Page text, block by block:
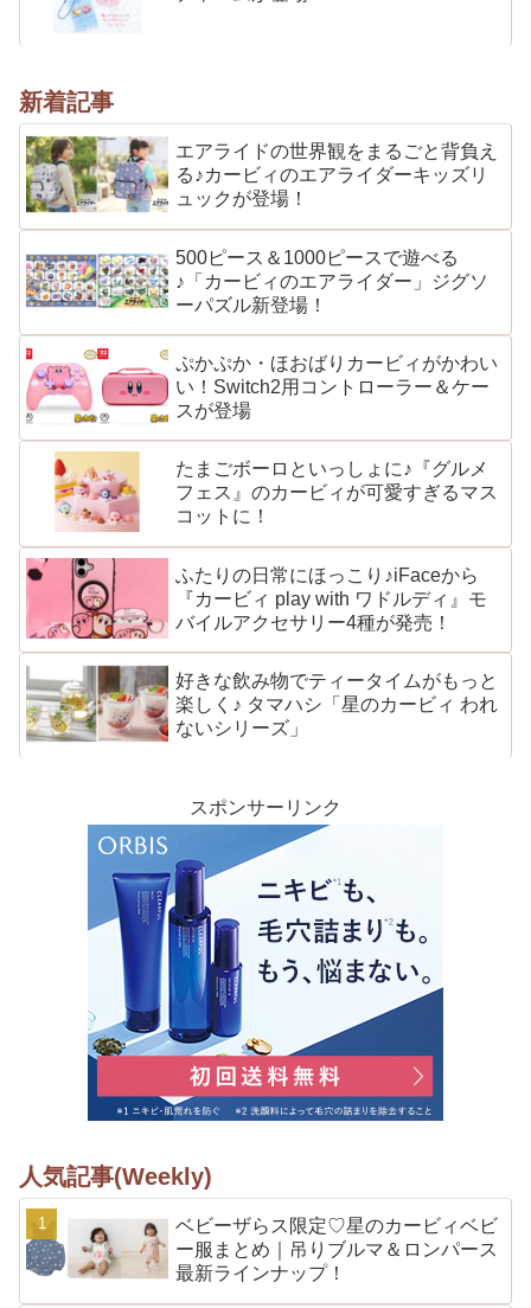
新着記事
エアライドの世界観をまるごと背負え
る♪カービィのエアライダーキッズリ
ュックが登場！
500ピース＆1000ピースで遊べる
♪「カービィのエアライダー」ジグソ
ーパズル新登場！
ぷかぷか・ほおばりカービィがかわい
い！Switch2用コントローラー＆ケー
スが登場
たまごボーロといっしょに♪『グルメ
フェス』のカービィが可愛すぎるマス
コットに！
ふたりの日常にほっこり♪iFaceから
『カービィ play with ワドルディ』モ
バイルアクセサリー4種が発売！
好きな飲み物でティータイムがもっと
楽しく♪ タマハシ「星のカービィ われ
ないシリーズ」
スポンサーリンク
人気記事(Weekly)
ベビーザらス限定♡星のカービィベビ
ー服まとめ｜吊りブルマ＆ロンパース
最新ラインナップ！